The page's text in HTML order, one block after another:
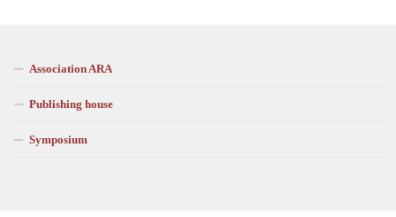
Association ARA
Publishing house
Symposium